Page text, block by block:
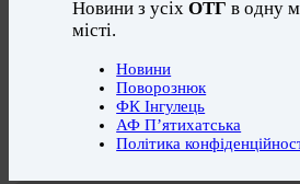
Новини з усіхОТГ в одну
місті.
Новини
Поворознюк
ФК Інгулець
АФ П’ятихатська
Політика